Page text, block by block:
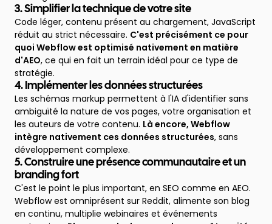
3. Simplifier la technique de votre site
Code léger, contenu présent au chargement, JavaScript
réduit au strict nécessaire. C'est précisément ce pour
quoi Webflow est optimisé nativement en matière
d'AEO, ce qui en fait un terrain idéal pour ce type de
stratégie.
4. Implémenter les données structurées
Les schémas markup permettent à l'IA d'identifier sans
ambiguïté la nature de vos pages, votre organisation et
les auteurs de votre contenu. Là encore, Webflow
intègre nativement ces données structurées, sans
développement complexe.
5. Construire une présence communautaire et un
branding fort
C'est le point le plus important, en SEO comme en AEO.
Webflow est omniprésent sur Reddit, alimente son blog
en continu, multiplie webinaires et événements